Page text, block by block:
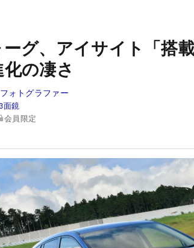
グ、アイサイト「搭
の凄さ
ォトグラファー
面鏡
会員限定